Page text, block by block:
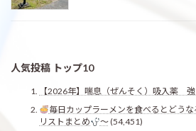
人気投稿 トップ10
【2026年】喘息（ぜんそく）吸入薬
毎日カップラーメンを食べるとどう
リストまとめ
〜(54,451)